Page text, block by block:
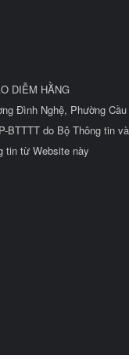
DIỄM HẰNG
Đình Nghệ, Phường
BTTTT do Bộ Thông tin
tin từ Website này